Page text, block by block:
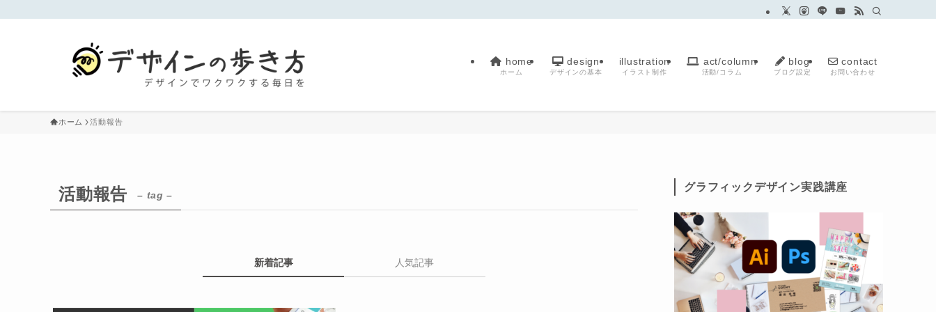
home
ホーム
design
デザインの基本
illustration
イラスト制作
act/column
活動/コラム
blog
ブログ設定
contact
お問い合わせ
ホーム 活動報告
活動報告 – tag –
新着記事 人気記事
グラフィックデザイン実践講座